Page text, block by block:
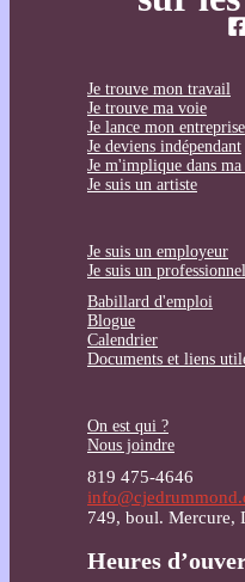
Je trouve mon travail
Je trouve ma voie
Je lance mon entreprise
Je deviens indépendant
Je m'implique dans
Je suis un artiste
Je suis un employeur
Je suis un
Babillard d'emploi
Blogue
Calendrier
Documents et liens
On est qui ?
Nous joindre
819 475-4646
749, boul. Mercure,
Heures